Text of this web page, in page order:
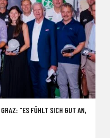
"ES FÜHLT SICH GUT AN,